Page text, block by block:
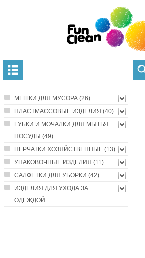
МЕШКИ ДЛЯ МУСОРА (26)
ПЛАСТМАССОВЫЕ ИЗДЕЛИЯ (40)
ГУБКИ И МОЧАЛКИ ДЛЯ МЫТЬЯ
ПОСУДЫ (49)
ПЕРЧАТКИ ХОЗЯЙСТВЕННЫЕ (13)
УПАКОВОЧНЫЕ ИЗДЕЛИЯ (11)
САЛФЕТКИ ДЛЯ УБОРКИ (42)
ИЗДЕЛИЯ ДЛЯ УХОДА ЗА
ОДЕЖДОЙ